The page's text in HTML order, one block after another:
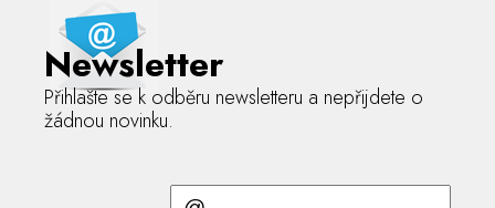
Newsletter
Přihlašte se k odběru newsletteru a nepřijdete o
žádnou novinku.